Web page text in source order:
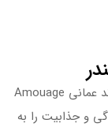
Amouage Meander یک عطر مردانه لوکس از برند عمانی Amouage
و جذابیت را به